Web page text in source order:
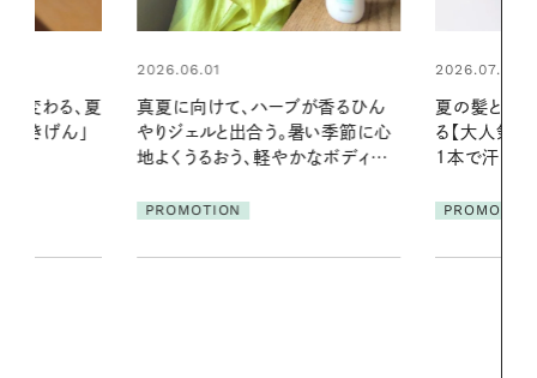
が香るひん
い季節に心
2026.07.24
夏の髪と心が瞬時にリフレッシュす
る【大人気のドライシャンプー】 この
1本で汗ばむ季節も一日中心地よく
PROMOTION
2026.07.21
リーとの重